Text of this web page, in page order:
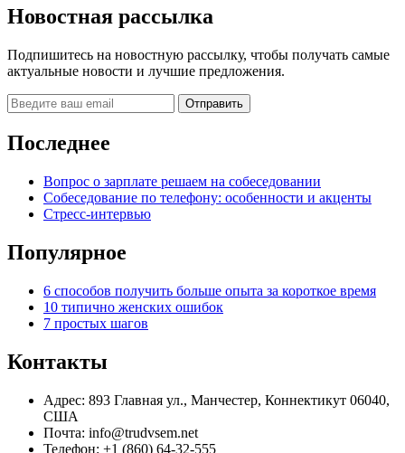
Новостная рассылка
Подпишитесь на новостную рассылку, чтобы получать самые
актуальные новости и лучшие предложения.
Последнее
Вопрос о зарплате решаем на собеседовании
Собеседование по телефону: особенности и акценты
Стресс-интервью
Популярное
6 способов получить больше опыта за короткое время
10 типично женских ошибок
7 простых шагов
Контакты
Адрес: 893 Главная ул., Манчестер, Коннектикут 06040,
США
Почта: info@trudvsem.net
Телефон: +1 (860) 64-32-555